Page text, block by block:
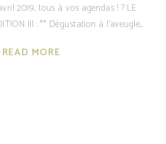
2019, tous à vos agendas ! ? LE
III : ** Dégustation à l'aveugle
READ MORE